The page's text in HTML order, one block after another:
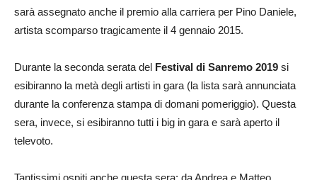
sarà assegnato anche il premio alla carriera per Pino Daniele,
artista scomparso tragicamente il 4 gennaio 2015.
Durante la seconda serata del Festival di Sanremo 2019 si
esibiranno la metà degli artisti in gara (la lista sarà annunciata
durante la conferenza stampa di domani pomeriggio). Questa
sera, invece, si esibiranno tutti i big in gara e sarà aperto il
televoto.
Tantissimi ospiti anche questa sera: da Andrea e Matteo